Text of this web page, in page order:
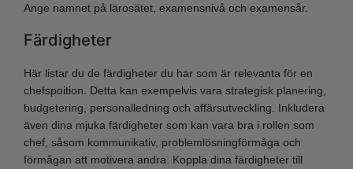
Ange namnet på lärosätet, examensnivå och examensår.
Färdigheter
Här listar du de färdigheter du har som är relevanta för en
chefspoition. Detta kan exempelvis vara strategisk planering,
budgetering, personalledning och affärsutveckling. Inkludera
även dina mjuka färdigheter som kan vara bra i rollen som
chef, såsom kommunikativ, problemlösningförmåga och
förmågan att motivera andra. Koppla dina färdigheter till